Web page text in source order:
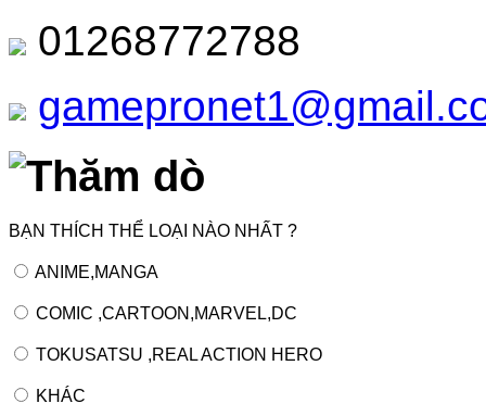
01268772788
Thăm dò
BẠN THÍCH THỂ LOẠI NÀO NHẤT ?
ANIME,MANGA
COMIC ,CARTOON,MARVEL,DC
TOKUSATSU ,REAL ACTION HERO
KHÁC